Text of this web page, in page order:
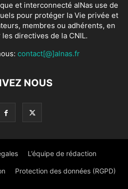
et interconnecté alNas use de
pour protéger la Vie privée et
membres ou adhérents, en
les directives de la CNIL.
contact[@]alnas.fr
NOUS
L’équipe de rédaction
Protection des données (RGPD)